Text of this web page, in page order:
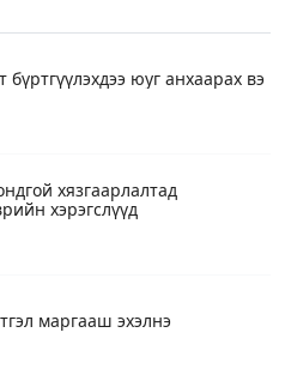
бүртгүүлэхдээ юуг анхаарах вэ
хязгаарлалтад
хэрэгслүүд
маргааш эхэлнэ